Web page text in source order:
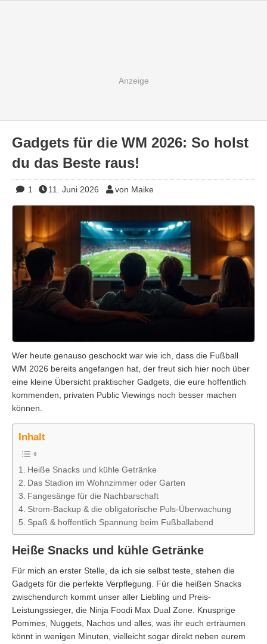
Gadgets für die WM 2026: So holst
du das Beste raus!
1 11. Juni 2026 von Maike
Wer heute genauso geschockt war wie ich, dass die Fußball
WM 2026 bereits angefangen hat, der freut sich hier noch über
eine kleine Übersicht praktischer Gadgets, die eure hoffentlich
kommenden, privaten Public Viewings noch besser machen
können.
Inhalt
Heiße Snacks und kühle Getränke
Das Stadion im Wohnzimmer oder Garten
Fangesänge für die Nachbarschaft
Strom-Backup & die obligatorische Puls-Überwachung
Spaß & hoffentlich Spannung beim Fußballabend
Heiße Snacks und kühle Getränke
Für mich an erster Stelle, da ich sie selbst teste, stehen die
Gadgets für die perfekte Verpflegung. Für die heißen Snacks
zwischendurch kommt unser aller Liebling und Preis-
Leistungssieger, die Ninja Foodi Max Dual Zone. Knusprige
Pommes, Nuggets, Nachos und alles, was ihr euch erträumen
könnt in wenigen Minuten, vielleicht sogar direkt neben eurem